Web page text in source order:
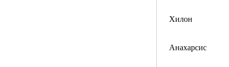
Хилон
Анахарсис